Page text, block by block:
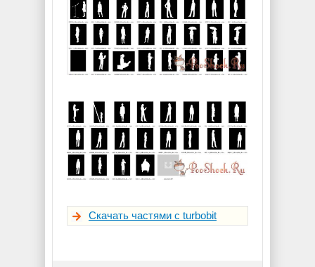
Скачать частями с turbobit